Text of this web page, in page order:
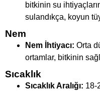
bitkinin su
sulandıkça, koyun
Nem
Nem İhtiyacı: Orta
ortamlar, bitkinin
Sıcaklık
Sıcaklık Aralığı: 18-